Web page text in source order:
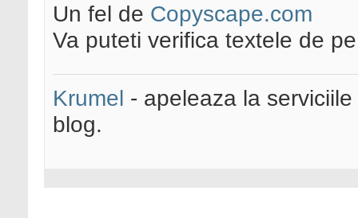
Un fel de Copyscape.com
Va puteti verifica textele de
Krumel - apeleaza la
blog.